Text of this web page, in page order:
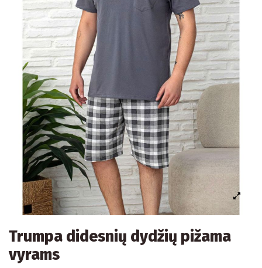
Trumpa didesnių dydžių pižama
vyrams